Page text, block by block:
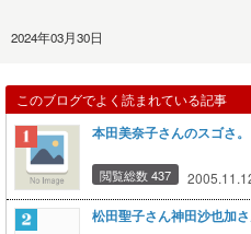
2024年03月30日
このブログでよく読まれている記事
本田美奈子さんのスゴさ。
閲覧総数 437
松田聖子さん神田沙也加